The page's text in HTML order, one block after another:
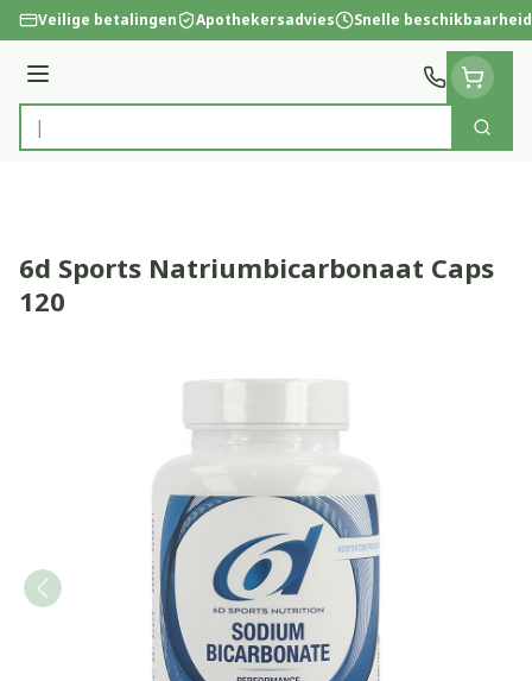
Ga naar de inhoud
Veilige betalingen Apothekersadvies Snelle beschikbaarheid
Menu
Product, merk, categorie...
Zoek
6d Sports Natriumbicarbonaat Caps
120